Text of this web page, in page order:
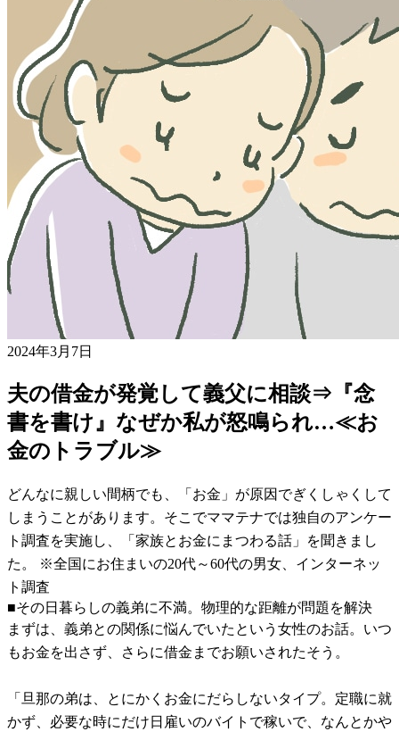
2024年3月7日
夫の借金が発覚して義父に相談⇒『念
書を書け』なぜか私が怒鳴られ…≪お
金のトラブル≫
どんなに親しい間柄でも、「お金」が原因でぎくしゃくして
しまうことがあります。そこでママテナでは独自のアンケー
ト調査を実施し、「家族とお金にまつわる話」を聞きまし
た。 ※全国にお住まいの20代～60代の男女、インターネッ
ト調査
■その日暮らしの義弟に不満。物理的な距離が問題を解決
まずは、義弟との関係に悩んでいたという女性のお話。いつ
もお金を出さず、さらに借金までお願いされたそう。
「旦那の弟は、とにかくお金にだらしないタイプ。定職に就
かず、必要な時にだけ日雇いのバイトで稼いで、なんとかや